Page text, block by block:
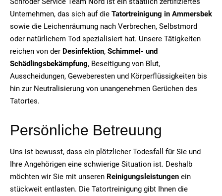
Unternehmen, das sich auf die Tatortreinigung in Ammersbek
sowie die Leichenräumung nach Verbrechen, Selbstmord
oder natürlichem Tod spezialisiert hat. Unsere Tätigkeiten
reichen von der Desinfektion, Schimmel- und
Schädlingsbekämpfung, Beseitigung von Blut,
Ausscheidungen, Geweberesten und Körperflüssigkeiten bis
hin zur Neutralisierung von unangenehmen Gerüchen des
Tatortes.
Persönliche Betreuung
Uns ist bewusst, dass ein plötzlicher Todesfall für Sie und
Ihre Angehörigen eine schwierige Situation ist. Deshalb
möchten wir Sie mit unseren Reinigungsleistungen ein
stückweit entlasten. Die Tatortreinigung gibt Ihnen die